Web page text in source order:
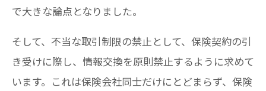
で大きな論点となりました。
そして、不当な取引制限の禁止として、保険契約の引
き受けに際し、情報交換を原則禁止するように求めて
います。これは保険会社同士だけにとどまらず、保険